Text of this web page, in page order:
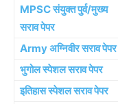
MPSC संयुक्त पुर्व/मुख्य
सराव पेपर
Army अग्निवीर सराव पेपर
भुगोल स्पेशल सराव पेपर
इतिहास स्पेशल सराव पेपर